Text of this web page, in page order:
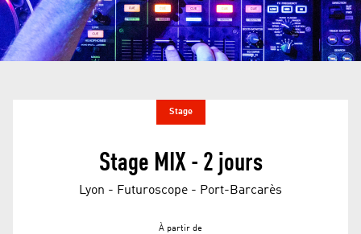
Stage
Stage MIX - 2 jours
Lyon - Futuroscope - Port-Barcarès
À partir de